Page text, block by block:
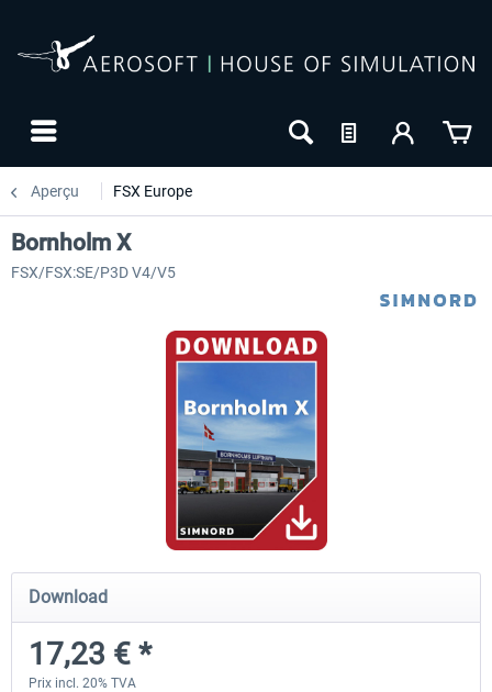
Aperçu FSX Europe
Mega Airport Frankfurt V2.0
30,20 € *
Mega Airport Berlin
Bornholm X
FSX/FSX:SE/P3D V4/V5
Download
17,23 € *
Prix incl. 20% TVA